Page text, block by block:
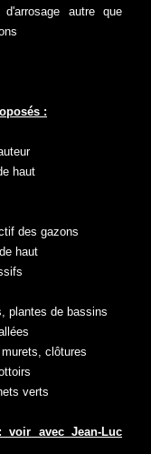
autre que
:
haut
des gazons
haut
plantes de bassins
clôtures
verts
avec Jean-Luc